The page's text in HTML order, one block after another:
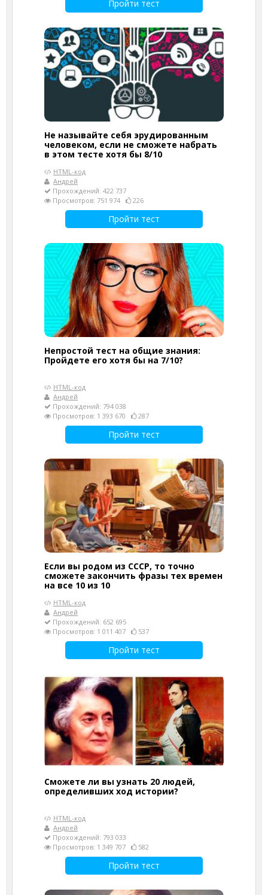
Пройти тест
Не называйте себя эрудированным
человеком, если не сможете набрать
в этом тесте хотя бы 8/10
HTML-код
Андрей
Прохождений: 422 737
Просмотров: 751 974
226
Пройти тест
Непростой тест на общие знания:
Пройдете его хотя бы на 7/10?
HTML-код
Андрей
Прохождений: 794 038
Просмотров: 1 393 670
287
Пройти тест
Если вы родом из СССР, то точно
сможете закончить фразы тех времен
на все 10 из 10
HTML-код
Андрей
Прохождений: 652 695
Просмотров: 1 011 407
537
Пройти тест
Сможете ли вы узнать 20 людей,
определивших ход истории?
HTML-код
Андрей
Прохождений: 793 033
Просмотров: 1 349 707
582
Пройти тест